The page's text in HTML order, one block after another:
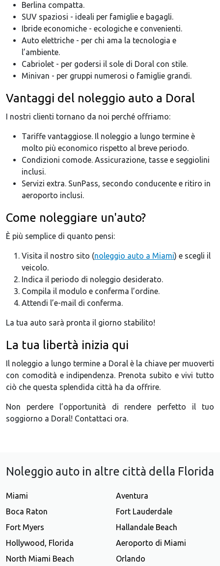
Berlina compatta.
SUV spaziosi - ideali per famiglie e bagagli.
Ibride economiche - ecologiche e convenienti.
Auto elettriche - per chi ama la tecnologia e
l’ambiente.
Cabriolet - per godersi il sole di Doral con stile.
Minivan - per gruppi numerosi o famiglie grandi.
Vantaggi del noleggio auto a Doral
I nostri clienti tornano da noi perché offriamo:
Tariffe vantaggiose. Il noleggio a lungo termine è
molto più economico rispetto al breve periodo.
Condizioni comode. Assicurazione, tasse e seggiolini
inclusi.
Servizi extra. SunPass, secondo conducente e ritiro in
aeroporto inclusi.
Come noleggiare un'auto?
È più semplice di quanto pensi:
Visita il nostro sito (noleggio auto a Miami) e scegli il
veicolo.
Indica il periodo di noleggio desiderato.
Compila il modulo e conferma l’ordine.
Attendi l’e-mail di conferma.
La tua auto sarà pronta il giorno stabilito!
La tua libertà inizia qui
Il noleggio a lungo termine a Doral è la chiave per muoverti
con comodità e indipendenza. Prenota subito e vivi tutto
ciò che questa splendida città ha da offrire.
Non perdere l’opportunità di rendere perfetto il tuo
soggiorno a Doral! Contattaci ora.
Noleggio auto in altre città della Florida
Miami
Aventura
Boca Raton
Fort Lauderdale
Fort Myers
Hallandale Beach
Hollywood, Florida
Aeroporto di Miami
North Miami Beach
Orlando